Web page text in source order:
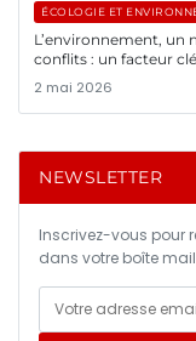
ÉCOLOGIE ET
L’environnement,
conflits : un facteur
2 mai 2026
NEWSLETTER
Inscrivez-vous pour
dans votre boîte